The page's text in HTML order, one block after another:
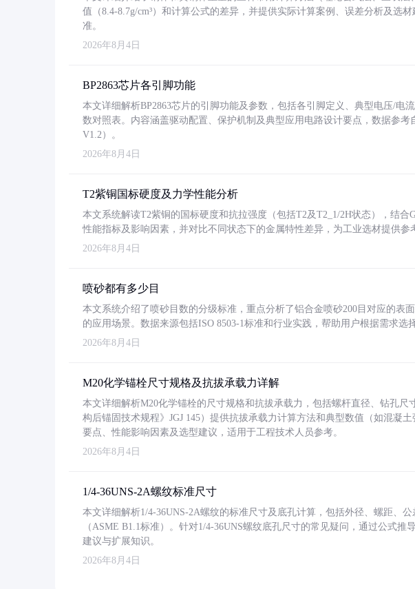
值（8.4-8.7g/cm³）和计算公式的差异，并提供实际计算案例、误差分析及选
准。
2026年8月4日
BP2863芯片各引脚功能
本文详细解析BP2863芯片的引脚功能及参数，包括各引脚定义、典型电压/电
数对照表。内容涵盖驱动配置、保护机制及典型应用电路设计要点，数据参考
V1.2）。
2026年8月4日
T2紫铜国标硬度及力学性能分析
本文系统解读T2紫铜的国标硬度和抗拉强度（包括T2及T2_1/2H状态），结合
性能指标及影响因素，并对比不同状态下的金属特性差异，为工业选材提供参
2026年8月4日
喷砂都有多少目
本文系统介绍了喷砂目数的分级标准，重点分析了铝合金喷砂200目对应的表
的应用场景。数据来源包括ISO 8503-1标准和行业实践，帮助用户根据需求选
2026年8月4日
M20化学锚栓尺寸规格及抗拔承载力详解
本文详细解析M20化学锚栓的尺寸规格和抗拔承载力，包括螺杆直径、钻孔
构后锚固技术规程》JGJ 145）提供抗拔承载力计算方法和典型数值（如混凝
要点、性能影响因素及选型建议，适用于工程技术人员参考。
2026年8月4日
1/4-36UNS-2A螺纹标准尺寸
本文详细解析1/4-36UNS-2A螺纹的标准尺寸及底孔计算，包括外径、螺距、
（ASME B1.1标准）。针对1/4-36UNS螺纹底孔尺寸的常见疑问，通过公式
建议与扩展知识。
2026年8月4日